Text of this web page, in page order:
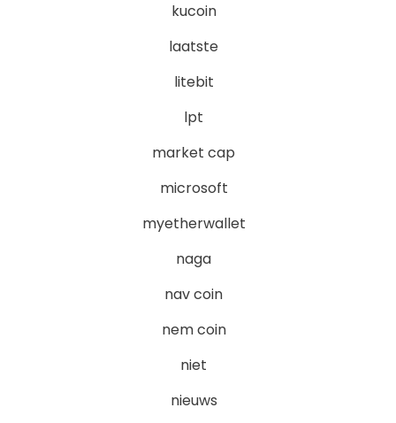
kucoin
laatste
litebit
lpt
market cap
microsoft
myetherwallet
naga
nav coin
nem coin
niet
nieuws